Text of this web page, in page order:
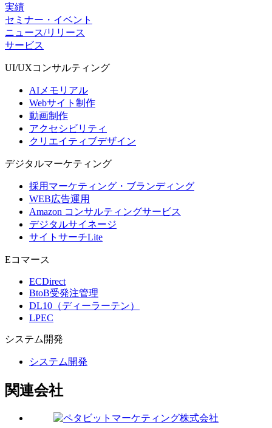
実績
セミナー・イベント
ニュース/リリース
サービス
UI/UXコンサルティング
AIメモリアル
Webサイト制作
動画制作
アクセシビリティ
クリエイティブデザイン
デジタルマーケティング
採用マーケティング・ブランディング
WEB広告運用
Amazon コンサルティングサービス
デジタルサイネージ
サイトサーチLite
Eコマース
ECDirect
BtoB受発注管理
DL10（ディーラーテン）
LPEC
システム 開発
システム開発
関連会社